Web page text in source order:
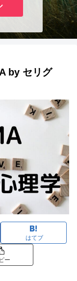
by セリグ
はてブ
ー